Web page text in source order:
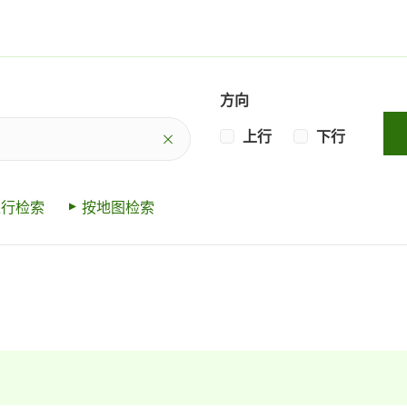
方向
上行 下行
检索 按地图检索